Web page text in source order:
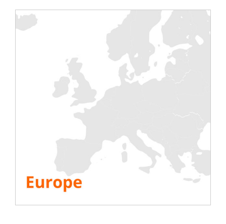
Groupe Électrogène
IST Commissioning
Info.
Société